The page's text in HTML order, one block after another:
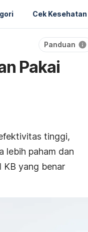
Cek Kesehatan
Panduan
Pakai
tinggi,
lebih paham dan
KB yang benar